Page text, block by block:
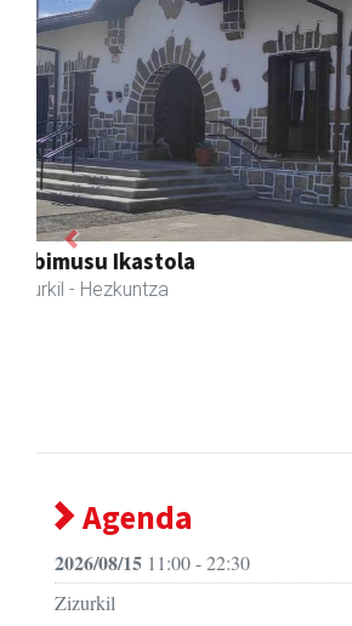
Previous
Agenda
2026/08/15 11:00 - 22:30
Zizurkil